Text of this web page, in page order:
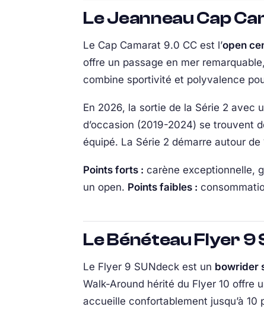
Le Jeanneau Cap
Le Cap Camarat 9.0 CC est l’open
offre un passage en mer
combine sportivité et polyvalence
En 2026, la sortie de la Série 2 avec
d’occasion (2019-2024) se trouvent
équipé. La Série 2 démarre autour
Points forts : carène exceptionnelle,
un open. Points faibles :
Le Bénéteau Flyer 9
Le Flyer 9 SUNdeck est un bowrider
Walk-Around hérité du Flyer 10 offre
accueille confortablement jusqu’à